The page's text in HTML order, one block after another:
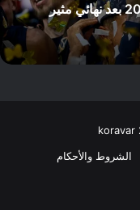
ألمانيا تتوج بلقب اليوروباسكت 2025 بعد نهائي مثير
الشروط والأحكام